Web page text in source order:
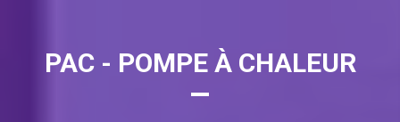
PAC - POMPE À CHALEUR